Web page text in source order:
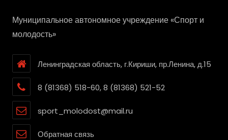
Муниципальное автономное учреждение «Спорт и
молодость»
Ленинградская область, г.Кириши, пр.Ленина, д.15
8 (81368) 518-60, 8 (81368) 521-52
sport_molodost@mail.ru
Обратная связь